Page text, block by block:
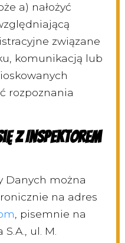
a) nałożyć
związane
komunikacją lub
rozpoznania
z Inspektorem
Danych można
na adres
, pisemnie na
ul. M.